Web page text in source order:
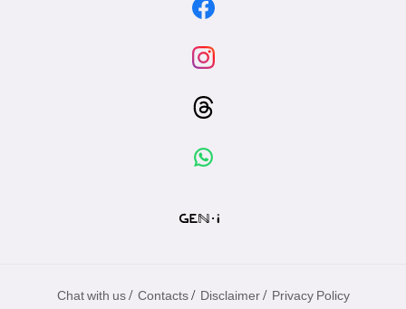
Chat with us / Contacts / Disclaimer / Privacy Policy